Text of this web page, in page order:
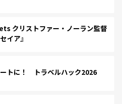
クリストファー・ノーラン監督
イア』
トに！ トラベルハック2026